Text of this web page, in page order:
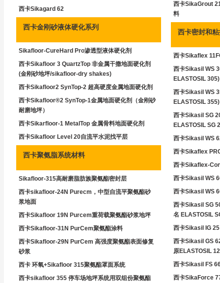
西卡Sikagard 62
西卡金刚砂液体硬化系列
Sikafloor-CureHard Pro渗透型液体硬化剂
西卡Sikafloor 3 QuartzTop 非金属干撒地面硬化剂
(金刚砂地坪/sikafloor-dry shakes)
西卡Sikafloor2 SynTop-2 超高硬度金属地面硬化剂
西卡Sikafloor®2 SynTop-1金属地面硬化剂（金刚砂
耐磨地坪）
西卡Sikarfloor-1 MetalTop 金属骨料地面硬化剂
西卡Sikafloor Level 20自流平水泥找平层
西卡聚氨脂系统材料
Sikafloor-315高耐磨脂肪族聚氨酯密封层
西卡sikafloor-24N Purecm，中型自流平聚氨酯砂
浆地面
西卡Sikafloor 19N Purcem重荷载聚氨酯砂浆地坪
西卡Sikafloor-31N PurCem聚氨酯涂料
西卡Sikafloor-29N PurCem 高强度聚氨酯表面修复
砂浆
西卡 环氧+Sikafloor 315聚氨酯罩面系统
西卡sikafloor 355 停车场地坪系统用双组份聚氨酯
西卡SikaGrout
料
西卡密封和
西卡Sikaflex
西卡Sikasil WS
ELASTOSIL 305)
西卡Sikasil WS
ELASTOSIL 355)
西卡Sikasil SG
ELASTOSIL SG
西卡Sikasil WS
西卡Sikaflex
西卡Sikaflex-
西卡Sikasil WS
西卡Sikasil WS
西卡Sikasil SG
名 ELASTOSIL
西卡Sikasil IG
西卡Sikasil GS
原ELASTOSIL
西卡Sikasil FS
西卡SikaForce